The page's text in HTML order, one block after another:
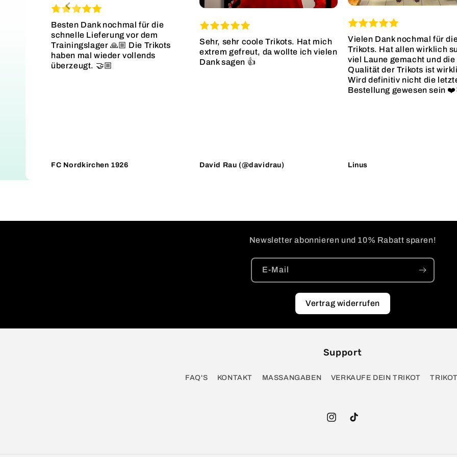
Besten Dank nochmal für die
schnelle Lieferung vor dem
Trainingslager 🙏🏼 Die Trikots
haben mal wieder vollends
überzeugt. 🤝🏼
FC Nordkirchen 1926
Sehr, sehr coole Trikots. Hat mich
extrem gefreut, da wollte ich vielen
Dank sagen 👍
David Rau (@davidrau)
Vielen Dank nochmal für
Trikots. Hat allen wirklich
viel Laune gemacht und die
Qualität der Trikots ist
Wird definitiv nicht die
Bestellung gewesen sein
Linus
Newsletter abonnieren und 10% Rabatt sparen!
E-Mail
Vertrag widerrufen
Support
FAQ'S KONTAKT MASSANGABEN VERKAUFE DEIN TRIKOT
InstagramTikTok